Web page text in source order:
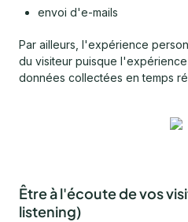
envoi d'e-mails
Par ailleurs, l'expérience
du visiteur puisque
données collectées en temps
Être à l'écoute de vos
listening)